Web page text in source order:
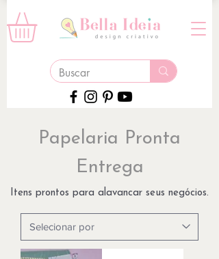
Papelaria Pronta
Entrega
Itens prontos para alavancar seus negócios.